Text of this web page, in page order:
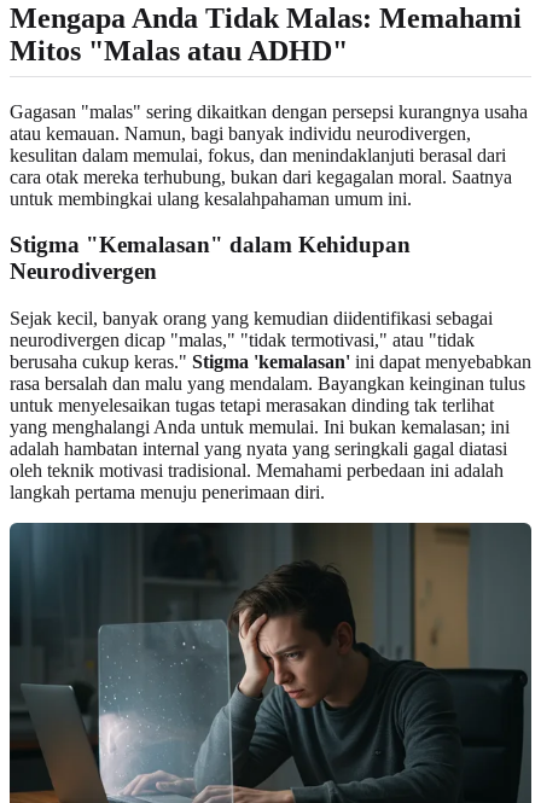
Mengapa Anda Tidak Malas: Memahami
Mitos "Malas atau ADHD"
Gagasan "malas" sering dikaitkan dengan persepsi kurangnya usaha
atau kemauan. Namun, bagi banyak individu neurodivergen,
kesulitan dalam memulai, fokus, dan menindaklanjuti berasal dari
cara otak mereka terhubung, bukan dari kegagalan moral. Saatnya
untuk membingkai ulang kesalahpahaman umum ini.
Stigma "Kemalasan" dalam Kehidupan
Neurodivergen
Sejak kecil, banyak orang yang kemudian diidentifikasi sebagai
neurodivergen dicap "malas," "tidak termotivasi," atau "tidak
berusaha cukup keras." Stigma 'kemalasan' ini dapat menyebabkan
rasa bersalah dan malu yang mendalam. Bayangkan keinginan tulus
untuk menyelesaikan tugas tetapi merasakan dinding tak terlihat
yang menghalangi Anda untuk memulai. Ini bukan kemalasan; ini
adalah hambatan internal yang nyata yang seringkali gagal diatasi
oleh teknik motivasi tradisional. Memahami perbedaan ini adalah
langkah pertama menuju penerimaan diri.